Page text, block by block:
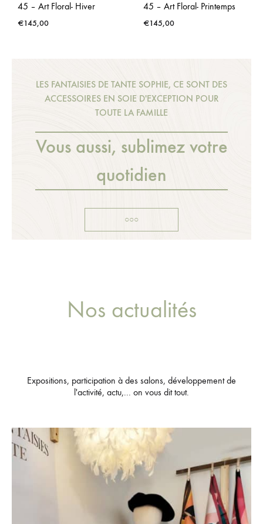
45 – Art Floral- Hiver
€145,00
45 – Art Floral- Printemps
€145,00
LES FANTAISIES DE TANTE SOPHIE, CE SONT DES
ACCESSOIRES EN SOIE D'EXCEPTION POUR
TOUTE LA FAMILLE
Vous aussi, sublimez votre
quotidien
○○○
Nos actualités
Expositions, participation à des salons, développement de
l'activité, actu,... on vous dit tout.